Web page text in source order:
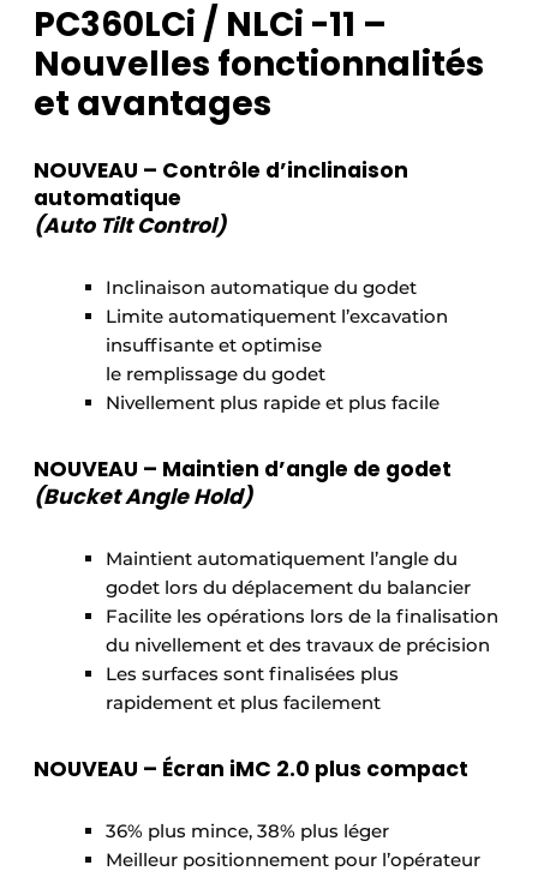
PC360LCi / NLCi -11 –
Nouvelles fonctionnalités
et avantages
NOUVEAU – Contrôle d’inclinaison
automatique
(Auto Tilt Control)
Inclinaison automatique du godet
Limite automatiquement l’excavation
insuffisante et optimise
le remplissage du godet
Nivellement plus rapide et plus facile
NOUVEAU – Maintien d’angle de godet
(Bucket Angle Hold)
Maintient automatiquement l’angle du
godet lors du déplacement du balancier
Facilite les opérations lors de la finalisation
du nivellement et des travaux de précision
Les surfaces sont finalisées plus
rapidement et plus facilement
NOUVEAU – Écran iMC 2.0 plus compact
36% plus mince, 38% plus léger
Meilleur positionnement pour l’opérateur